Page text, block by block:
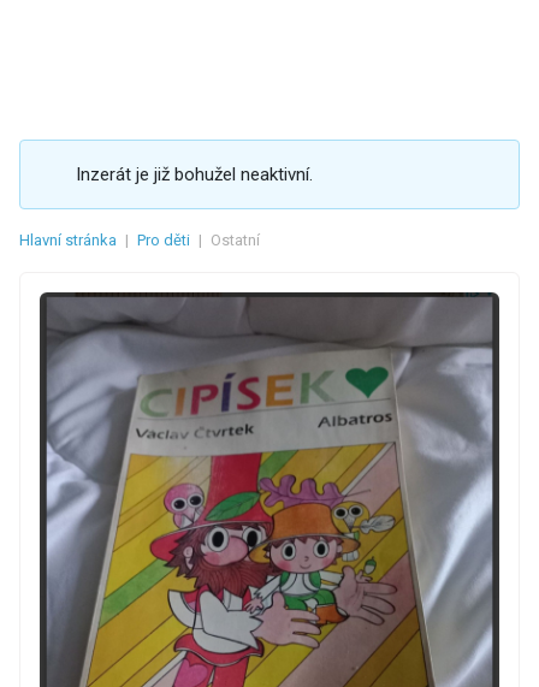
Inzerát je již bohužel neaktivní.
Hlavní stránka | Pro děti | Ostatní